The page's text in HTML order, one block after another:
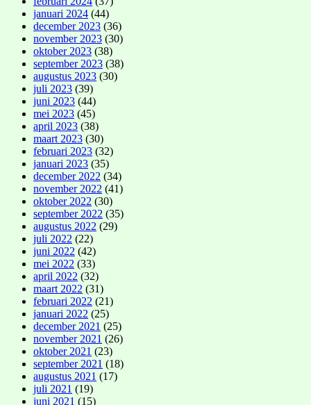
januari 2024 (44)
december 2023 (36)
november 2023 (30)
oktober 2023 (38)
september 2023 (38)
augustus 2023 (30)
juli 2023 (39)
juni 2023 (44)
mei 2023 (45)
april 2023 (38)
maart 2023 (30)
februari 2023 (32)
januari 2023 (35)
december 2022 (34)
november 2022 (41)
oktober 2022 (30)
september 2022 (35)
augustus 2022 (29)
juli 2022 (22)
juni 2022 (42)
mei 2022 (33)
april 2022 (32)
maart 2022 (31)
februari 2022 (21)
januari 2022 (25)
december 2021 (25)
november 2021 (26)
oktober 2021 (23)
september 2021 (18)
augustus 2021 (17)
juli 2021 (19)
juni 2021 (15)